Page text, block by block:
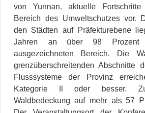
von Yunnan, aktuelle
Bereich des Umweltschutzes vor.
den Städten auf Präfekturebene
Jahren an über 98
ausgezeichneten Bereich. Die
grenzüberschreitenden Abschnitte
Flusssysteme der Provinz
Kategorie II oder besser.
Waldbedeckung auf mehr als 57